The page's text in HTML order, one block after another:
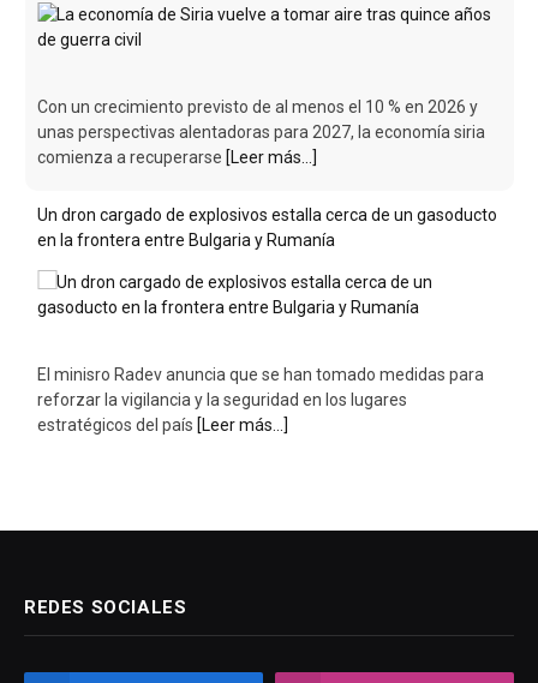
Con un crecimiento previsto de al menos el 10 % en 2026 y
unas perspectivas alentadoras para 2027, la economía siria
comienza a recuperarse [Leer más...]
Un dron cargado de explosivos estalla cerca de un gasoducto
en la frontera entre Bulgaria y Rumanía
El minisro Radev anuncia que se han tomado medidas para
reforzar la vigilancia y la seguridad en los lugares
estratégicos del país [Leer más...]
REDES SOCIALES